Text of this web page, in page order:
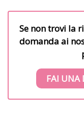
Se non trovi la
domanda ai
FAI UNA